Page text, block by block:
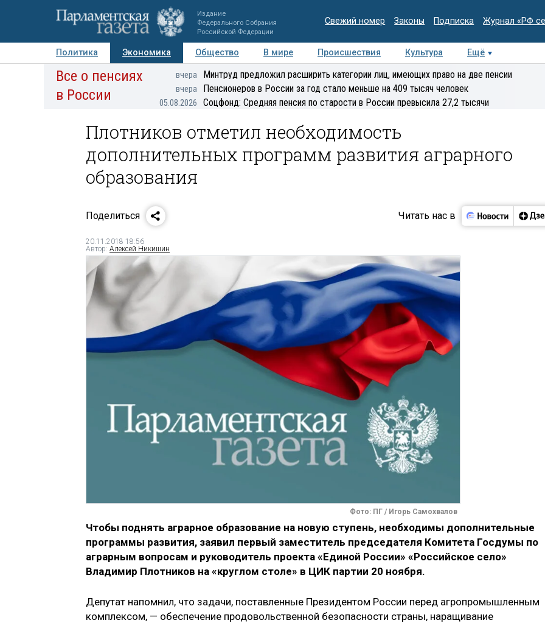
Издание
Федерального Собрания
Российской Федерации
Свежий номер Законы Подписка Журнал «РФ
Политика Экономика Общество В мире Происшествия Культура
Ещё
Авторы Персоны Мнения Регионы Медиацентр Интервью Колумнисты
Все о пенсиях
в России
вчера Минтруд предложил расширить категории лиц, имеющих право на две пенсии
вчера Пенсионеров в России за год стало меньше на 409 тысяч человек
05.08.2026 Соцфонд: Средняя пенсия по старости в России превысила 27,2 тысячи
Плотников отметил необходимость
дополнительных программ развития аграрного
образования
Поделиться Читать нас в
20.11.2018 18:56
Автор: Алексей Никишин
Фото: ПГ / Игорь Самохвалов
Чтобы поднять аграрное образование на новую ступень, необходимы дополнительные
программы развития, заявил первый заместитель председателя Комитета Госдумы по
аграрным вопросам и руководитель проекта «Единой России» «Российское село»
Владимир Плотников на «круглом столе» в ЦИК партии 20 ноября.
Депутат напомнил, что задачи, поставленные Президентом России перед агропромышленным
комплексом, — обеспечение продовольственной безопасности страны, наращивание